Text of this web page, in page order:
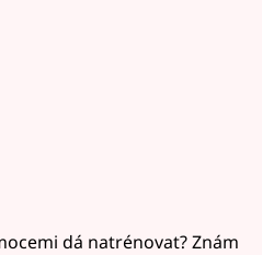
dá natrénovat? Znám